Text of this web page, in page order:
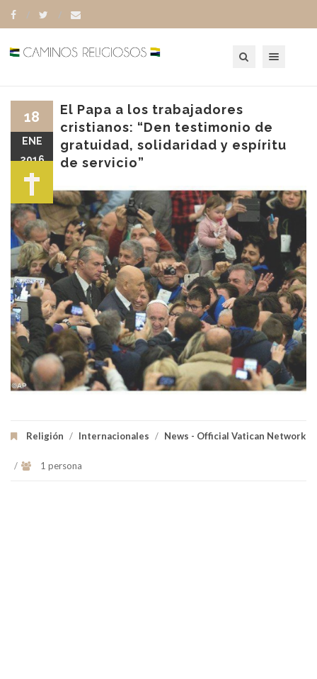
El Papa a los trabajadores
cristianos: “Den testimonio de
gratuidad, solidaridad y espíritu
de servicio”
Religión / Internacionales / News - Official Vatican Network
/ 1 persona
18
ENE
2016